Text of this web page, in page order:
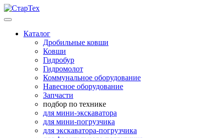
Каталог
Дробильные ковши
Ковши
Гидробур
Гидромолот
Коммунальное оборудование
Навесное оборудование
Запчасти
подбор по технике
для мини-экскаватора
для мини-погрузчика
для экскаватора-погрузчика